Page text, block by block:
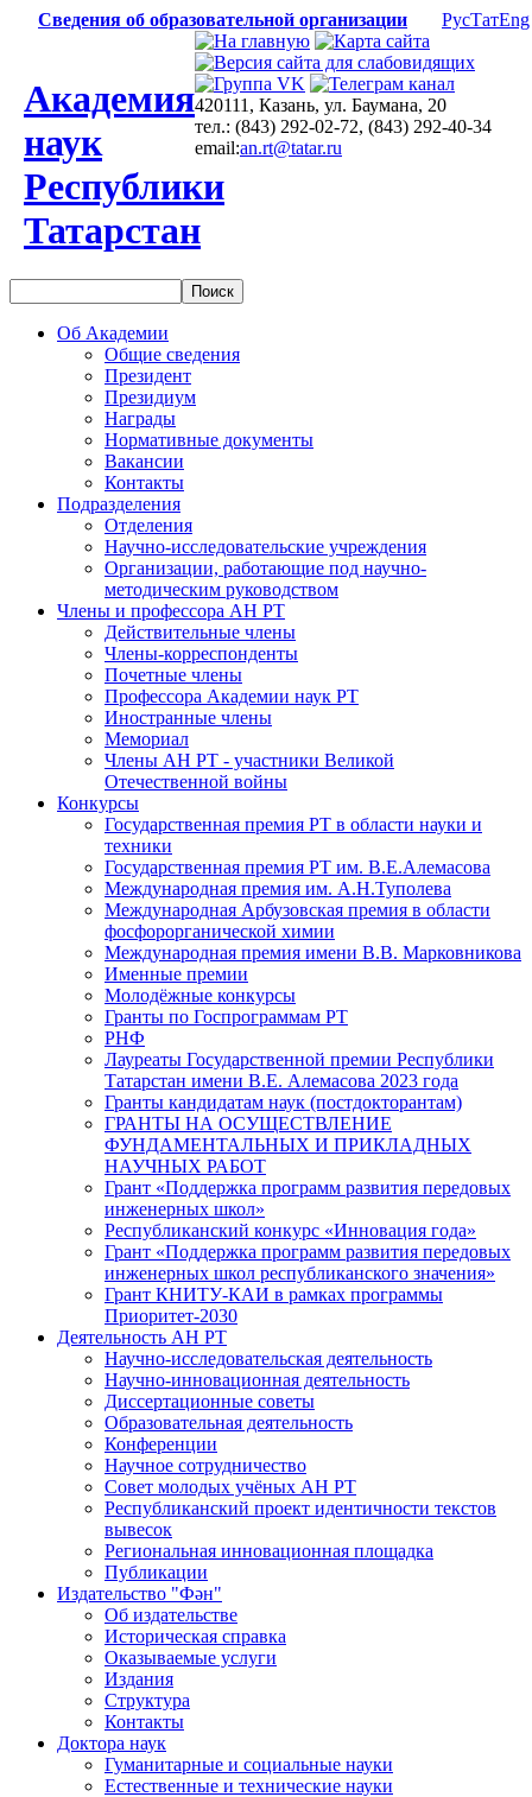
Сведения об образовательной организации РусТатEng
Академия
наук
Республики
Татарстан
420111, Казань, ул. Баумана, 20
тел.: (843) 292-02-72, (843) 292-40-34
email:an.rt@tatar.ru
Об Академии
Общие сведения
Президент
Президиум
Награды
Нормативные документы
Вакансии
Контакты
Подразделения
Отделения
Научно-исследовательские учреждения
Организации, работающие под научно-
методическим руководством
Члены и профессора АН РТ
Действительные члены
Члены-корреспонденты
Почетные члены
Профессора Академии наук РТ
Иностранные члены
Мемориал
Члены АН РТ - участники Великой
Отечественной войны
Конкурсы
Государственная премия РТ в области науки и
техники
Государственная премия РТ им. В.Е.Алемасова
Международная премия им. А.Н.Туполева
Международная Арбузовская премия в области
фосфорорганической химии
Международная премия имени В.В. Марковникова
Именные премии
Молодёжные конкурсы
Гранты по Госпрограммам РТ
РНФ
Лауреаты Государственной премии Республики
Татарстан имени В.Е. Алемасова 2023 года
Гранты кандидатам наук (постдокторантам)
ГРАНТЫ НА ОСУЩЕСТВЛЕНИЕ
ФУНДАМЕНТАЛЬНЫХ И ПРИКЛАДНЫХ
НАУЧНЫХ РАБОТ
Грант «Поддержка программ развития передовых
инженерных школ»
Республиканский конкурс «Инновация года»
Грант «Поддержка программ развития передовых
инженерных школ республиканского значения»
Грант КНИТУ-КАИ в рамках программы
Приоритет-2030
Деятельность АН РТ
Научно-исследовательская деятельность
Научно-инновационная деятельность
Диссертационные советы
Образовательная деятельность
Конференции
Научное сотрудничество
Совет молодых учёных АН РТ
Республиканский проект идентичности текстов
вывесок
Региональная инновационная площадка
Публикации
Издательство "Фән"
Об издательстве
Историческая справка
Оказываемые услуги
Издания
Структура
Контакты
Доктора наук
Гуманитарные и социальные науки
Естественные и технические науки